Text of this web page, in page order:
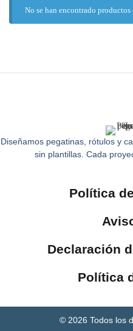
No se han encontrado
Diseñamos pegatinas, rótulos y
sin plantillas. Cada
Política
Declaración
Política
© 2026 Todos los